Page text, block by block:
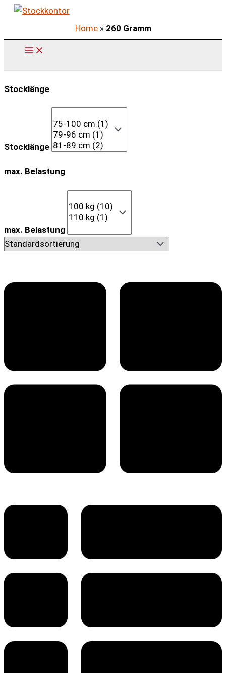
Zum
springen
Home» 260 Gramm
Stocklänge
Stocklänge
max. Belastung
max. Belastung